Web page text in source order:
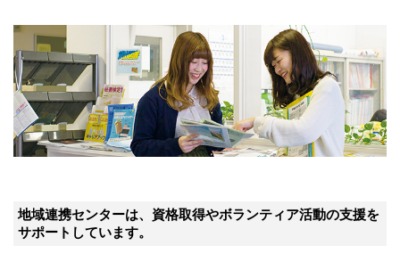
地域連携センターは、資格取得やボランティア活動の支援を
サポートしています。